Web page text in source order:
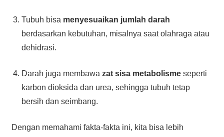
Tubuh bisa menyesuaikan jumlah darah
berdasarkan kebutuhan, misalnya saat olahraga atau
dehidrasi.
Darah juga membawa zat sisa metabolismeseperti
karbon dioksida dan urea, sehingga tubuh tetap
bersih dan seimbang.
Dengan memahami fakta-fakta ini, kita bisa lebih